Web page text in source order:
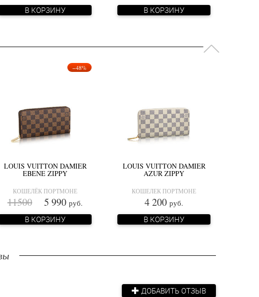
В КОРЗИНУ
В КОРЗИНУ
−48%
LOUIS VUITTON DAMIER
EBENE ZIPPY
КОШЕЛЁК ПОРТМОНЕ
11500 5 990 руб.
В КОРЗИНУ
LOUIS VUITTON DAMIER
AZUR ZIPPY
КОШЕЛЕК ПОРТМОНЕ
4 200 руб.
В КОРЗИНУ
ДОБАВИТЬ ОТЗЫВ